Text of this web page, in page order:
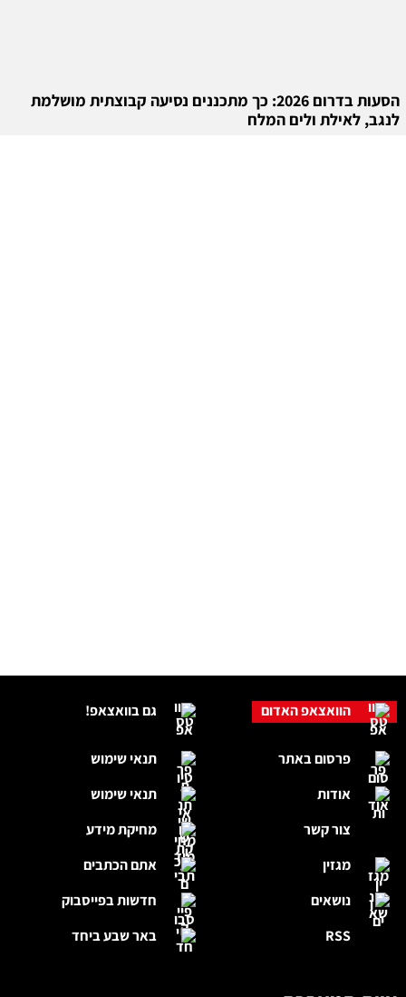
הסעות בדרום 2026: כך מתכננים נסיעה קבוצתית מושלמת
לנגב, לאילת ולים המלח
גם בוואצאפ!
תנאי שימוש
תנאי שימוש
מחיקת מידע
אתם הכתבים
חדשות בפייסבוק
באר שבע ביחד
הוואצאפ האדום
פרסום באתר
אודות
צור קשר
מגזין
נושאים
RSS